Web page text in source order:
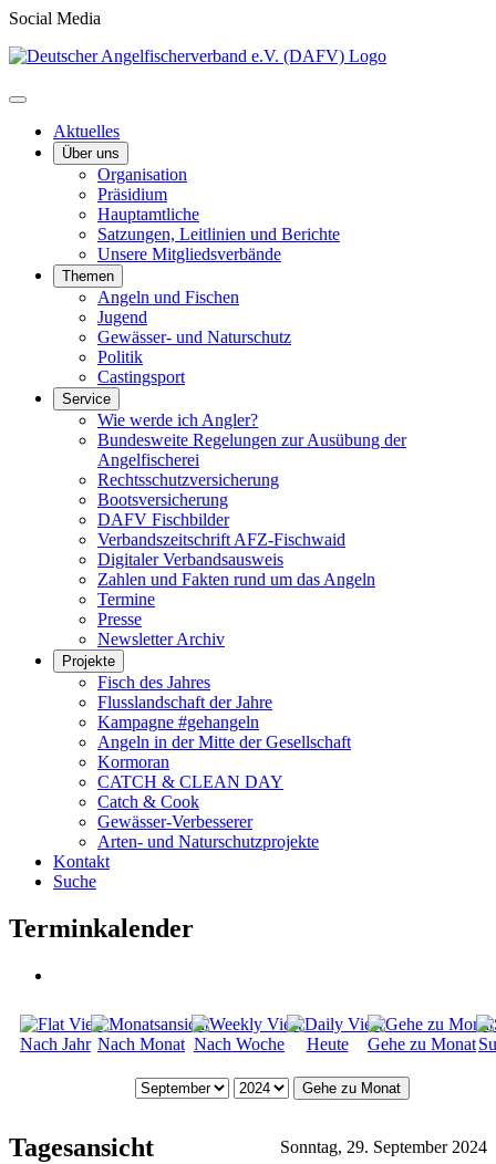
Social Media
Aktuelles
Über uns
Organisation
Präsidium
Hauptamtliche
Satzungen, Leitlinien und Berichte
Unsere Mitgliedsverbände
Themen
Angeln und Fischen
Jugend
Gewässer- und Naturschutz
Politik
Castingsport
Service
Wie werde ich Angler?
Bundesweite Regelungen zur Ausübung der
Angelfischerei
Rechtsschutzversicherung
Bootsversicherung
DAFV Fischbilder
Verbandszeitschrift AFZ-Fischwaid
Digitaler Verbandsausweis
Zahlen und Fakten rund um das Angeln
Termine
Presse
Newsletter Archiv
Projekte
Fisch des Jahres
Flusslandschaft der Jahre
Kampagne #gehangeln
Angeln in der Mitte der Gesellschaft
Kormoran
CATCH & CLEAN DAY
Catch & Cook
Gewässer-Verbesserer
Arten- und Naturschutzprojekte
Kontakt
Suche
Terminkalender
Nach Jahr Nach Monat Nach Woche Heute Gehe zu Monat
Gehe zu Monat
Tagesansicht Sonntag, 29. September 2024